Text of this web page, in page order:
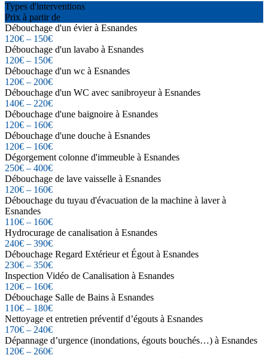
Types d'interventions
Prix à partir de
Débouchage d'un évier à Esnandes
120€ – 150€
Débouchage d'un lavabo à Esnandes
120€ – 150€
Débouchage d'un wc à Esnandes
120€ – 200€
Débouchage d'un WC avec sanibroyeur à Esnandes
140€ – 220€
Débouchage d'une baignoire à Esnandes
120€ – 160€
Débouchage d'une douche à Esnandes
120€ – 160€
Dégorgement colonne d'immeuble à Esnandes
250€ – 400€
Débouchage de lave vaisselle à Esnandes
120€ – 160€
Débouchage du tuyau d'évacuation de la machine à laver à
Esnandes
110€ – 160€
Hydrocurage de canalisation à Esnandes
240€ – 390€
Débouchage Regard Extérieur et Égout à Esnandes
230€ – 350€
Inspection Vidéo de Canalisation à Esnandes
120€ – 160€
Débouchage Salle de Bains à Esnandes
110€ – 180€
Nettoyage et entretien préventif d’égouts à Esnandes
170€ – 240€
Dépannage d’urgence (inondations, égouts bouchés…) à Esnandes
120€ – 260€